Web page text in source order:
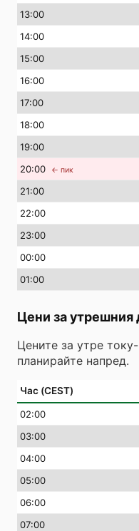
13:00
14:00
15:00
16:00
17:00
18:00
19:00
20:00 ← пик
21:00
22:00
23:00
00:00
01:00
Цени за утрешния
Цените за утре
планирайте напред.
Час (CEST)
02:00
03:00
04:00
05:00
06:00
07:00